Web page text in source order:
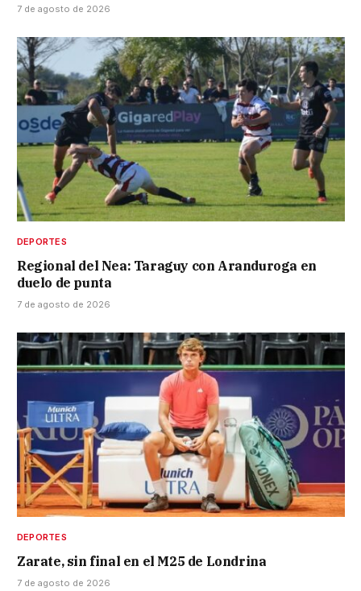
7 de agosto de 2026
DEPORTES
Regional del Nea: Taraguy con Aranduroga en
duelo de punta
7 de agosto de 2026
DEPORTES
Zarate, sin final en el M25 de Londrina
7 de agosto de 2026